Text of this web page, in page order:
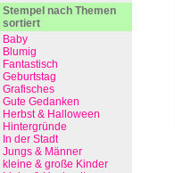
Stempel nach Themen
sortiert
Baby
Blumig
Fantastisch
Geburtstag
Grafisches
Gute Gedanken
Herbst & Halloween
Hintergründe
In der Stadt
Jungs & Männer
kleine & große Kinder